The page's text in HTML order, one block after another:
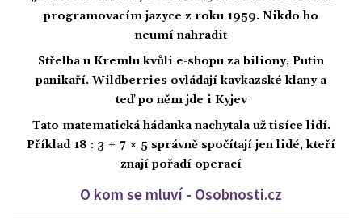
programovacím jazyce z roku 1959. Nikdo ho
neumí nahradit
Střelba u Kremlu kvůli e-shopu za biliony, Putin
panikaří. Wildberries ovládají kavkazské klany a
teď po něm jde i Kyjev
Tato matematická hádanka nachytala už tisíce lidí.
Příklad 18 : 3 + 7 × 5 správně spočítají jen lidé, kteří
znají pořadí operací
O kom se mluví - Osobnosti.cz